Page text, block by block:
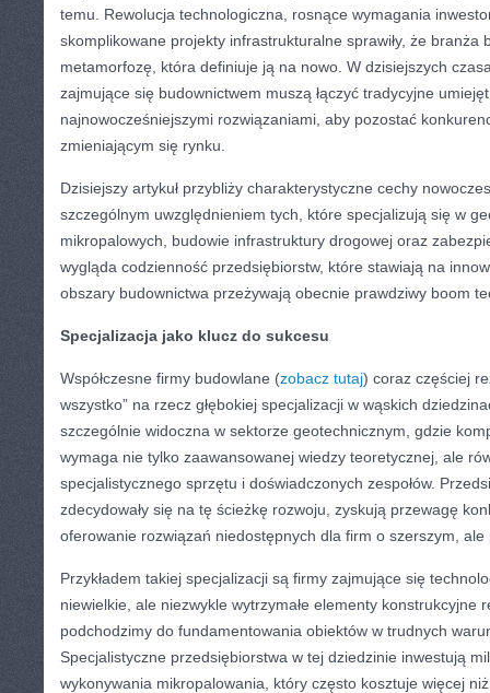
temu. Rewolucja technologiczna, rosnące wymagania
skomplikowane projekty infrastrukturalne sprawiły, że branża
metamorfozę, która definiuje ją na nowo. W dzisiejszych
zajmujące się budownictwem muszą łączyć tradycyjne
najnowocześniejszymi rozwiązaniami, aby pozostać
zmieniającym się rynku.
Dzisiejszy artykuł przybliży charakterystyczne cechy
szczególnym uwzględnieniem tych, które specjalizują się w
mikropalowych, budowie infrastruktury drogowej oraz
wygląda codzienność przedsiębiorstw, które stawiają na
obszary budownictwa przeżywają obecnie prawdziwy boom
Specjalizacja jako klucz do sukcesu
Współczesne firmy budowlane (zobacz tutaj) coraz częściej
wszystko” na rzecz głębokiej specjalizacji w wąskich
szczególnie widoczna w sektorze geotechnicznym, gdzie
wymaga nie tylko zaawansowanej wiedzy teoretycznej, ale
specjalistycznego sprzętu i doświadczonych zespołów.
zdecydowały się na tę ścieżkę rozwoju, zyskują przewagę
oferowanie rozwiązań niedostępnych dla firm o szerszym, ale
Przykładem takiej specjalizacji są firmy zajmujące się
niewielkie, ale niezwykle wytrzymałe elementy konstrukcyjne
podchodzimy do fundamentowania obiektów w trudnych
Specjalistyczne przedsiębiorstwa w tej dziedzinie inwestują
wykonywania mikropalowania, który często kosztuje więcej